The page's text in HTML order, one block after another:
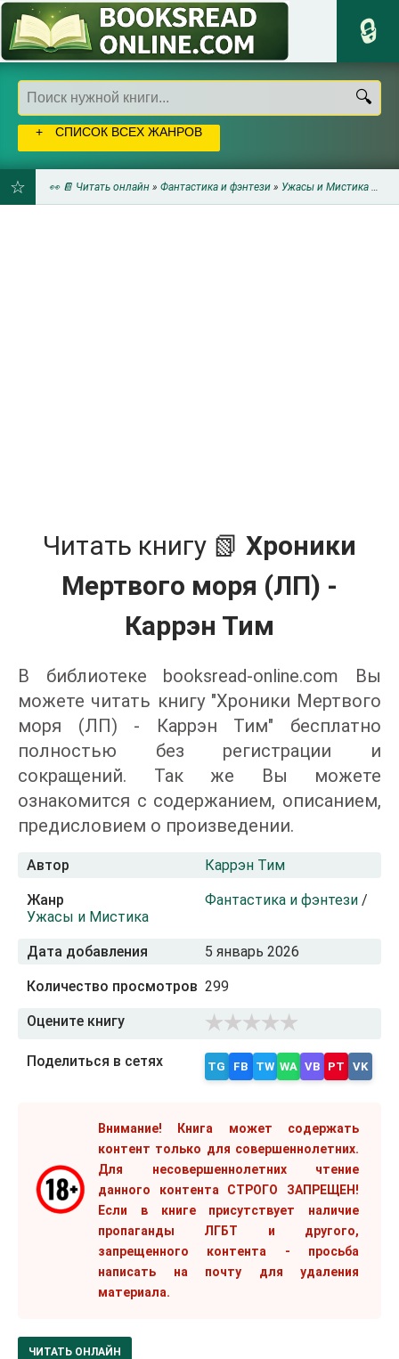
СПИСОК ВСЕХ ЖАНРОВ
👀 📔 Читать онлайн » Фантастика и фэнтези » Ужасы и Мистика
Читать книгу 📗 Хроники
Мертвого моря (ЛП) -
Каррэн Тим
В библиотеке booksread-online.com Вы
можете читать книгу "Хроники Мертвого
моря (ЛП) - Каррэн Тим" бесплатно
полностью без регистрации и
сокращений. Так же Вы можете
ознакомится с содержанием, описанием,
предисловием о произведении.
Автор Каррэн Тим
Жанр Фантастика и фэнтези /
Ужасы и Мистика
Дата добавления 5 январь 2026
Количество просмотров 299
Оцените книгу
Поделиться в сетях TG FB TW WA VB PT VK
Внимание! Книга может содержать
контент только для совершеннолетних.
Для несовершеннолетних чтение
данного контента СТРОГО ЗАПРЕЩЕН!
Если в книге присутствует наличие
пропаганды ЛГБТ и другого,
запрещенного контента - просьба
написать на почту для удаления
материала.
ЧИТАТЬ ОНЛАЙН